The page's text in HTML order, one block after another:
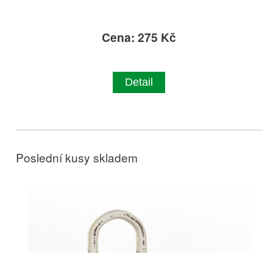
Cena: 275 Kč
Detail
Poslední kusy skladem